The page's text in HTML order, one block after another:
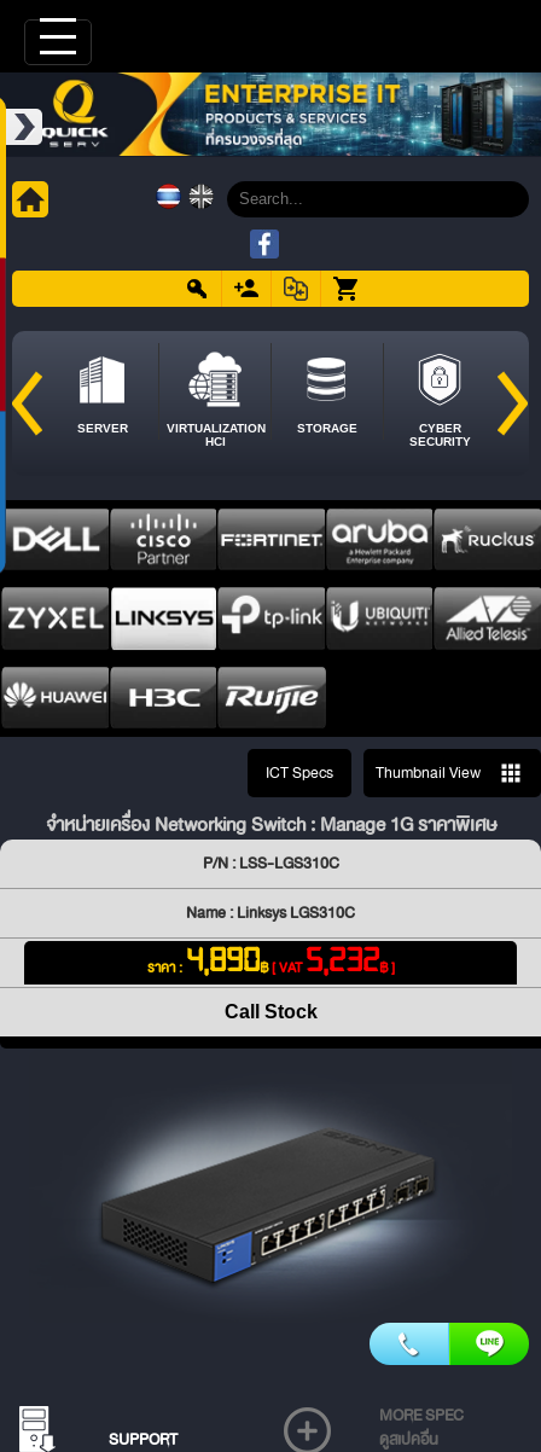
SERVER
VIRTUALIZATION
HCI
STORAGE
CYBER
SECURITY
ICT Specs Thumbnail View
จำหน่ายเครื่อง Networking Switch : Manage 1G ราคาพิเศษ
P/N : LSS-LGS310C
Name : Linksys LGS310C
ราคา : 4,890฿[ VAT5,232฿ ]
Call Stock
SUPPORT
MORE SPEC
ดูสเปคอื่น